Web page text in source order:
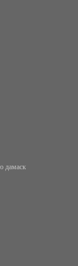
дамаск